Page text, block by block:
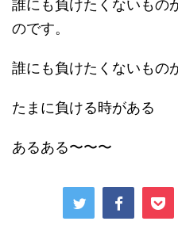
誰にも負けたくないもの
のです。
誰にも負けたくないもの
たまに負ける時がある
あるある〜〜〜